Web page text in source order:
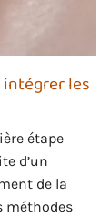
les
étape
d’un
de la
méthodes